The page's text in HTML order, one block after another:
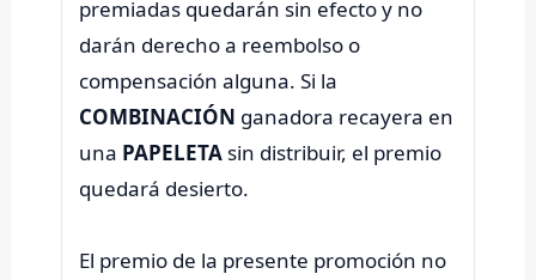
premiadas quedarán sin efecto y no
darán derecho a reembolso o
compensación alguna. Si la
COMBINACIÓN ganadora recayera en
una PAPELETA sin distribuir, el premio
quedará desierto.
El premio de la presente promoción no